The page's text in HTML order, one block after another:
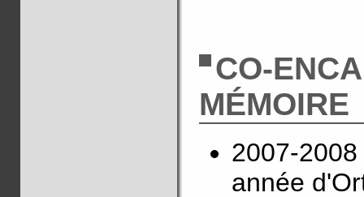
CO-
MÉMOIRE
2007-
année